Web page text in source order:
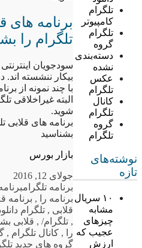
تلگرام
کامپیوتر
تلگرام
گروه
دسته‌بندی
نشده
عکس
تلگرام
کانال
تلگرام
گروه
تلگرام
نوشته‌های
تازه
۱۰ سریال
مشابه
چیزهای
عجیب که
ارزش
برنامه های
تلگرام را
سودجویان
بیکار ننشسته
با چند نمونه از
البته غیراخلاقی
شوید.
برنامه های قلابی
بشناسید
بازار بورس
جولای 12, 2016
برنامه تلگرام
برنامه را
, برنامه
قلابی , تلگرام
, تلگرام/, قلابی
را
, کانال تلگرام ,
گروه های جدید